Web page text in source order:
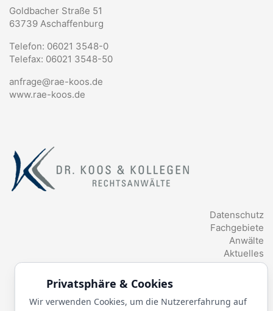
Goldbacher Straße 51
63739 Aschaffenburg
Telefon: 06021 3548-0
Telefax: 06021 3548-50
anfrage@rae-koos.de
www.rae-koos.de
Datenschutz
Fachgebiete
Anwälte
Aktuelles
Glossar
Privatsphäre & Cookies
Wir verwenden Cookies, um die Nutzererfahrung auf